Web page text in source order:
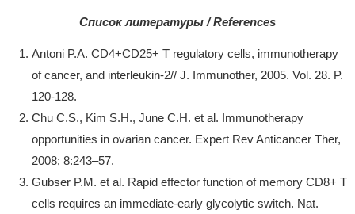
Список литературы / References
Antoni P.A. CD4+CD25+ T regulatory cells, immunotherapy
of cancer, and interleukin-2// J. Immunother, 2005. Vol. 28. P.
120-128.
Chu C.S., Kim S.H., June C.H. et al. Immunotherapy
opportunities in ovarian cancer. Expert Rev Anticancer Ther,
2008; 8:243–57.
Gubser P.M. et al. Rapid effector function of memory CD8+ T
cells requires an immediate-early glycolytic switch. Nat.